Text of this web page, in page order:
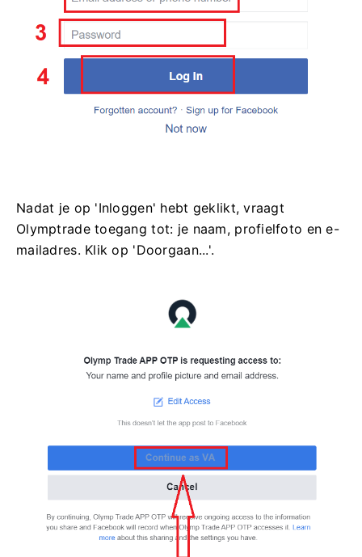
Nadat je op 'Inloggen' hebt geklikt, vraagt ​​
Olymptrade toegang tot: je naam, profielfoto en e-
mailadres. Klik op 'Doorgaan...'.